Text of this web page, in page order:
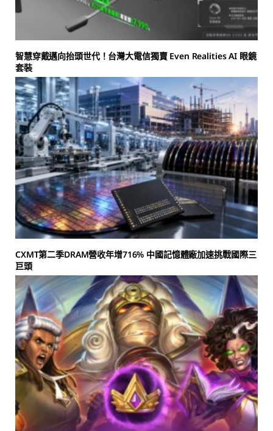
智慧穿戴邁向抬頭世代！台灣大電信獨賣 Even Realities AI 眼鏡
套裝
CXMT第二季DRAM營收年增716% 中國記憶體廠加速挑戰國際三
巨頭